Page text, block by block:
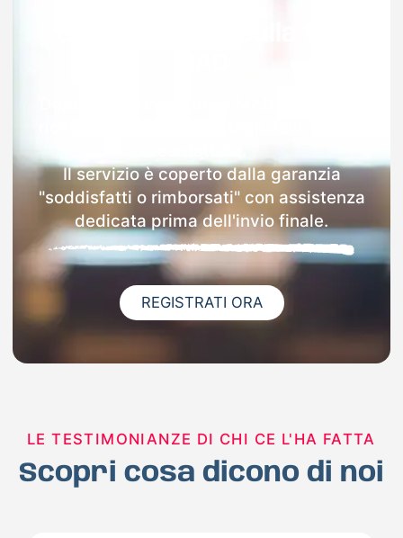
Il servizio è coperto dalla garanzia
"soddisfatti o rimborsati" con assistenza
dedicata prima dell'invio finale.
REGISTRATI ORA
LE TESTIMONIANZE DI CHI CE L'HA FATTA
Scopri cosa dicono di noi